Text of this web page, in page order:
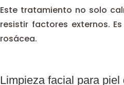
Este tratamiento no solo
resistir factores externos.
rosácea.
Limpieza facial para piel